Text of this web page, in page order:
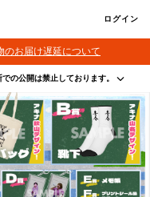
ログイン
のお届け遅延について
の公開は禁止しております。
る行為、その他営利目的での転売行
コンテンツは、出品者が著作権を有
作権を侵害する行為は禁止しており
の譲渡、オークション等への出品、